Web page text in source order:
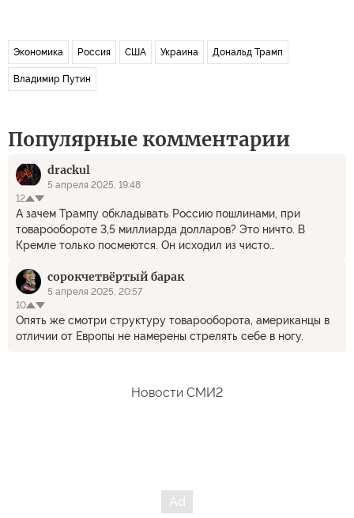
Экономика Россия США Украина Дональд Трамп
Владимир Путин
Популярные комментарии
drackul
5 апреля 2025, 19:48
12
А зачем Трампу обкладывать Россию пошлинами, при
товарообороте 3,5 миллиарда долларов? Это ничто. В
Кремле только посмеются. Он исходил из чисто
сорокчетвёртый барак
5 апреля 2025, 20:57
10
Опять же смотри структуру товарооборота, американцы в
отличии от Европы не намерены стрелять себе в ногу.
Новости СМИ2